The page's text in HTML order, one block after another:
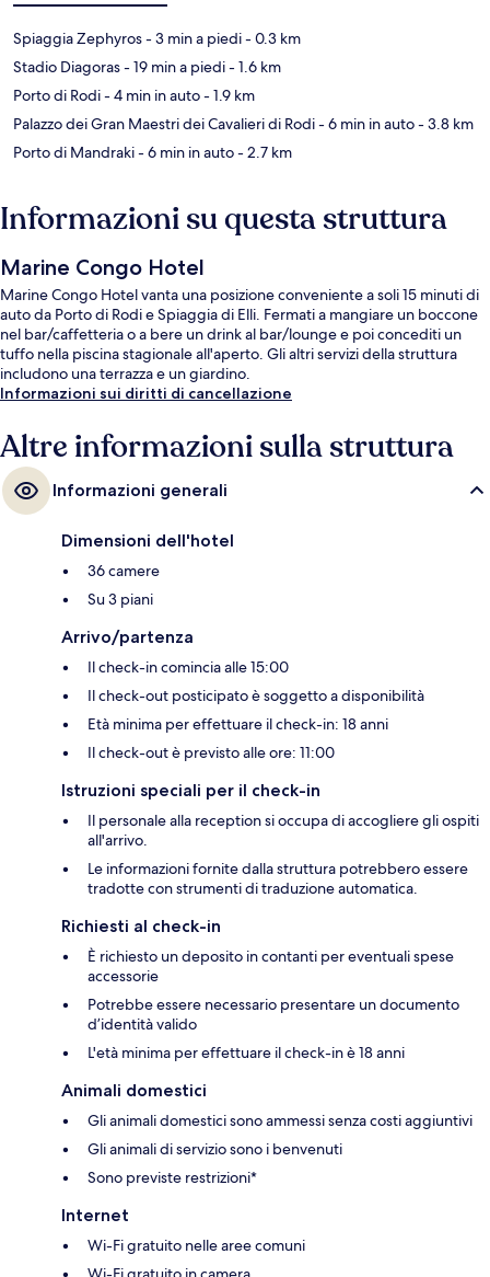
Spiaggia Zephyros- 3 min a piedi- 0.3 km
Stadio Diagoras- 19 min a piedi- 1.6 km
Porto di Rodi- 4 min in auto- 1.9 km
Palazzo dei Gran Maestri dei Cavalieri di Rodi- 6 min in auto- 3.8 km
Porto di Mandraki- 6 min in auto- 2.7 km
Informazioni su questa struttura
Marine Congo Hotel
Marine Congo Hotel vanta una posizione conveniente a soli 15 minuti di
auto da Porto di Rodi e Spiaggia di Elli. Fermati a mangiare un boccone
nel bar/caffetteria o a bere un drink al bar/lounge e poi concediti un
tuffo nella piscina stagionale all'aperto. Gli altri servizi della struttura
includono una terrazza e un giardino.
Informazioni sui diritti di cancellazione
Altre informazioni sulla struttura
Informazioni generali
Dimensioni dell'hotel
36 camere
Su 3 piani
Arrivo/partenza
Il check-in comincia alle 15:00
Il check-out posticipato è soggetto a disponibilità
Età minima per effettuare il check-in: 18 anni
Il check-out è previsto alle ore: 11:00
Istruzioni speciali per il check-in
Il personale alla reception si occupa di accogliere gli ospiti
all'arrivo.
Le informazioni fornite dalla struttura potrebbero essere
tradotte con strumenti di traduzione automatica.
Richiesti al check-in
È richiesto un deposito in contanti per eventuali spese
accessorie
Potrebbe essere necessario presentare un documento
d’identità valido
L'età minima per effettuare il check-in è 18 anni
Animali domestici
Gli animali domestici sono ammessi senza costi aggiuntivi
Gli animali di servizio sono i benvenuti
Sono previste restrizioni*
Internet
Wi-Fi gratuito nelle aree comuni